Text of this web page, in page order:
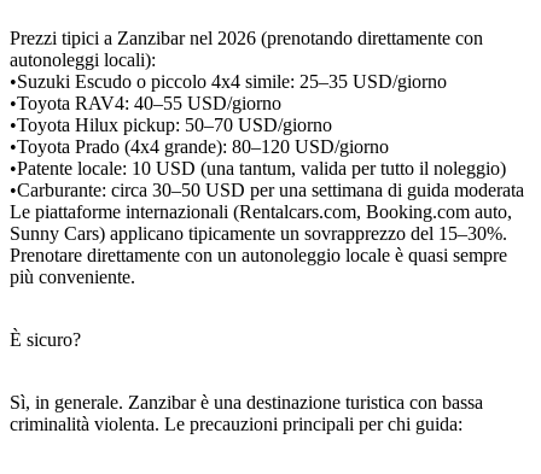
Prezzi tipici a Zanzibar nel 2026 (prenotando direttamente con
autonoleggi locali):
•Suzuki Escudo o piccolo 4x4 simile: 25–35 USD/giorno
•Toyota RAV4: 40–55 USD/giorno
•Toyota Hilux pickup: 50–70 USD/giorno
•Toyota Prado (4x4 grande): 80–120 USD/giorno
•Patente locale: 10 USD (una tantum, valida per tutto il noleggio)
•Carburante: circa 30–50 USD per una settimana di guida moderata
Le piattaforme internazionali (Rentalcars.com, Booking.com auto,
Sunny Cars) applicano tipicamente un sovrapprezzo del 15–30%.
Prenotare direttamente con un autonoleggio locale è quasi sempre
più conveniente.
È sicuro?
Sì, in generale. Zanzibar è una destinazione turistica con bassa
criminalità violenta. Le precauzioni principali per chi guida: